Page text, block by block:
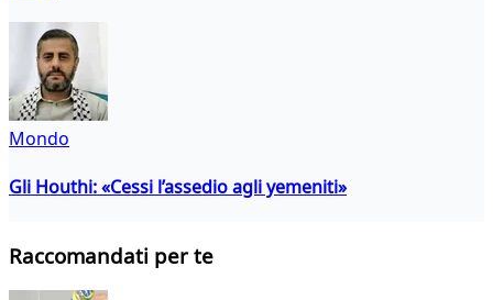
Mondo
Gli Houthi: «Cessi l’assedio agli yemeniti»
Raccomandati per te